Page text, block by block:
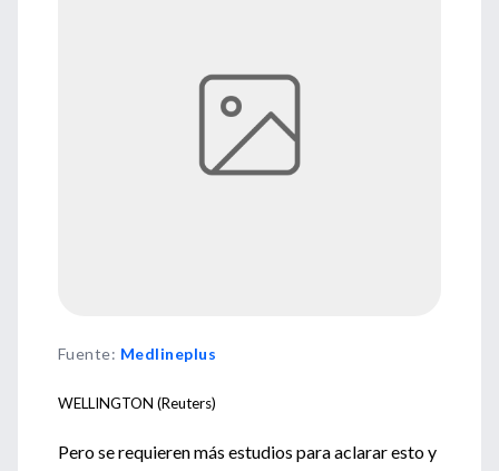
Fuente: Medlineplus
WELLINGTON (Reuters)
Pero se requieren más estudios para aclarar esto y